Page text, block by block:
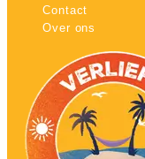
Contact
Over ons